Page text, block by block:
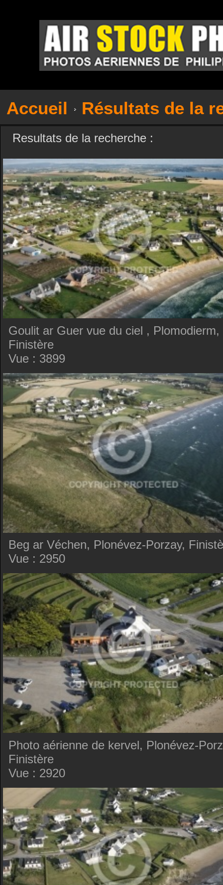
Accueil Résultats de la
Resultats de la recherche :
Goulit ar Guer vue du ciel , Plomodierm,
Finistère
Vue : 3899
Beg ar Véchen, Plonévez-Porzay,
Vue : 2950
Photo aérienne de kervel, Plonévez-
Finistère
Vue : 2920